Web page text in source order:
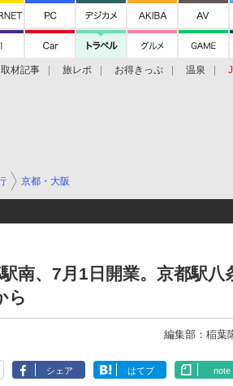
取材記事 旅レポ お得きっぷ 温泉
京都・大阪
南、7月1日開業。京都駅八
ら
編集部：稲葉
シェア はてブ note